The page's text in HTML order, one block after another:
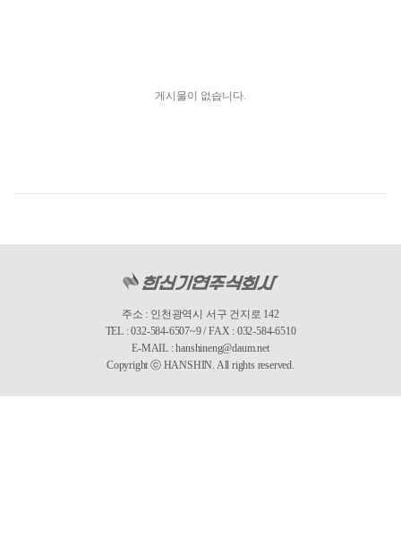
게시물이 없습니다.
주소 : 인천광역시 서구 건지로 142
TEL : 032-584-6507~9 / FAX : 032-584-6510
E-MAIL : hanshineng@daum.net
Copyright ⓒ HANSHIN. All rights reserved.